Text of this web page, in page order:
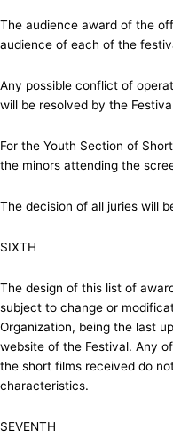
The audience award of the
audience of each of the
Any possible conflict of
will be resolved by the
For the Youth Section of
the minors attending the
The decision of all juries will
SIXTH
The design of this list of
subject to change or
Organization, being the last
website of the Festival. Any
the short films received do
characteristics.
SEVENTH